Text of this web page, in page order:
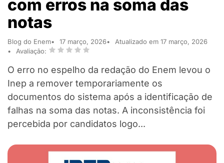
com erros na soma das
notas
Blog do Enem 17 março, 2026
Atualizado em 17 março, 2026
Avaliação:
O erro no espelho da redação do Enem levou o
Inep a remover temporariamente os
documentos do sistema após a identificação de
falhas na soma das notas. A inconsistência foi
percebida por candidatos logo...